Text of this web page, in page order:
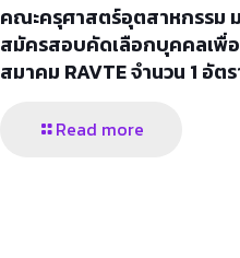
คณะครุศาสตร์อุตสาหกรรม
สมัครสอบคัดเลือกบุคคลเพื่อ
สมาคม RAVTE จำนวน 1 อัตร
Read more